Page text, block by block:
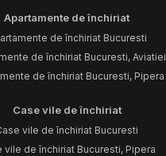
Apartamente de închiriat
de închiriat Bucuresti
de închiriat Bucuresti, Aviatiei
de închiriat Bucuresti, Pipera
Case vile de închiriat
vile de închiriat Bucuresti
vile de închiriat Bucuresti, Pipera